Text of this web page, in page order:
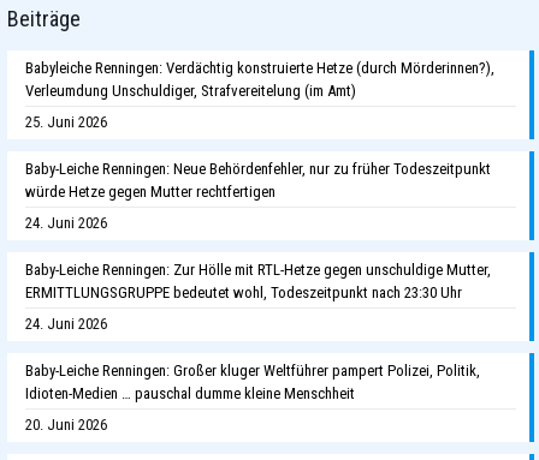
Beiträge
Babyleiche Renningen: Verdächtig konstruierte Hetze (durch Mörderinnen?),
Verleumdung Unschuldiger, Strafvereitelung (im Amt)
25. Juni 2026
Baby-Leiche Renningen: Neue Behördenfehler, nur zu früher Todeszeitpunkt
würde Hetze gegen Mutter rechtfertigen
24. Juni 2026
Baby-Leiche Renningen: Zur Hölle mit RTL-Hetze gegen unschuldige Mutter,
ERMITTLUNGSGRUPPE bedeutet wohl, Todeszeitpunkt nach 23:30 Uhr
24. Juni 2026
Baby-Leiche Renningen: Großer kluger Weltführer pampert Polizei, Politik,
Idioten-Medien … pauschal dumme kleine Menschheit
20. Juni 2026